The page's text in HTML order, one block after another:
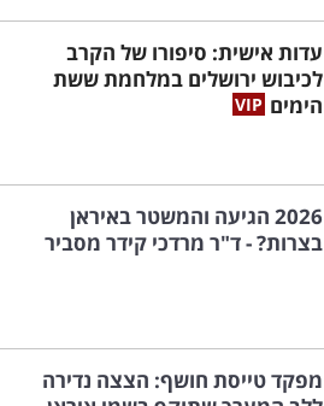
עדות אישית: סיפורו של הקרב
לכיבוש ירושלים במלחמת ששת
הימים
2026 הגיעה והמשטר באיראן
בצרות? - ד"ר מרדכי קידר מסביר
מפקד טייסת חושף: הצצה נדירה